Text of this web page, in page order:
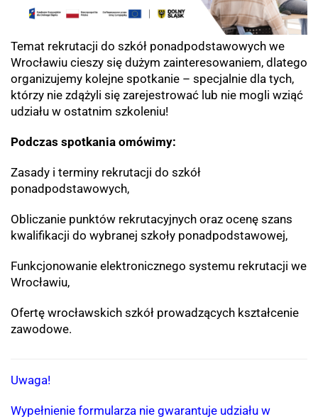
Temat rekrutacji do szkół ponadpodstawowych we
Wrocławiu cieszy się dużym zainteresowaniem, dlatego
organizujemy kolejne spotkanie – specjalnie dla tych,
którzy nie zdążyli się zarejestrować lub nie mogli wziąć
udziału w ostatnim szkoleniu!
Podczas spotkania omówimy:
Zasady i terminy rekrutacji do szkół
ponadpodstawowych,
Obliczanie punktów rekrutacyjnych oraz ocenę szans
kwalifikacji do wybranej szkoły ponadpodstawowej,
Funkcjonowanie elektronicznego systemu rekrutacji we
Wrocławiu,
Ofertę wrocławskich szkół prowadzących kształcenie
zawodowe.
Uwaga!
Wypełnienie formularza nie gwarantuje udziału w